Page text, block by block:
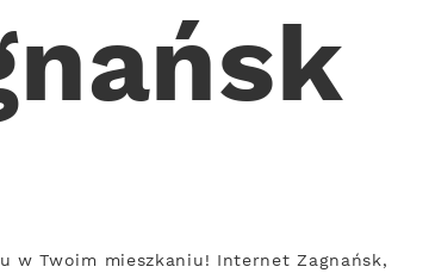
w Twoim mieszkaniu! Internet Zagnańsk,